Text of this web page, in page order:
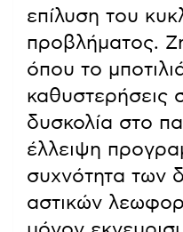
επίλυση του
προβλήματος.
όπου το
καθυστερήσεις
δυσκολία στο
έλλειψη
συχνότητα των
αστικών